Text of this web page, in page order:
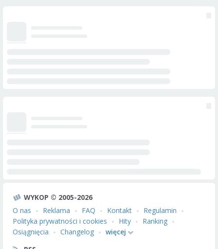
WYKOP © 2005-2026
O nas
Reklama FAQ Kontakt
Regulamin
Polityka prywatności i cookies
Hity
Ranking
Osiągnięcia
Changelog
więcej